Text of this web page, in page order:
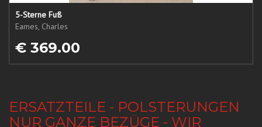
5-Sterne Fuß
Eames, Charles
€ 369.00
ERSATZTEILE - POLSTERUNGEN
NUR GANZE BEZÜGE - WIR